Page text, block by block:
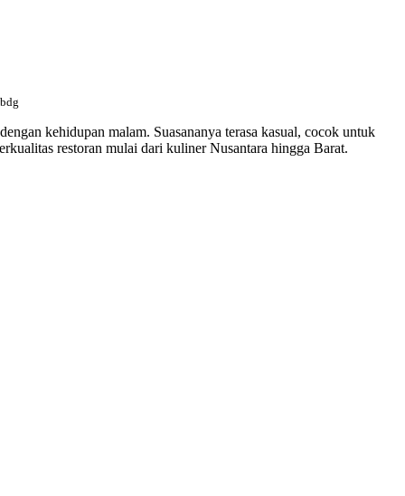
kehidupan malam. Suasananya terasa kasual, cocok untuk
restoran mulai dari kuliner Nusantara hingga Barat.